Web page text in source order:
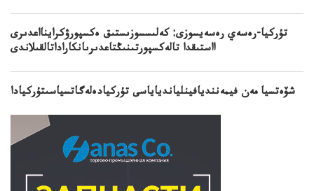
تۇركيا-رەسەي رەسەيسوزى: كەلىسسوزىستىق ەكسپورۋكراينااعدىرى
ااستىقدا تالەكسپورتىنىڭتاعدىرىانكاراداتالقىلاندى
شۆەتسيا مەن فيمەننديافينلياندياياسى تۇركيادەلەگاتسياسىتۇركيادا